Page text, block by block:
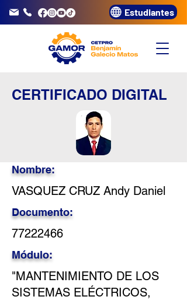
3320072 Estudiantes
CERTIFICADO DIGITAL
Nombre:
VASQUEZ CRUZ Andy Daniel
Documento:
77222466
Módulo:
"MANTENIMIENTO DE LOS
SISTEMAS ELÉCTRICOS,